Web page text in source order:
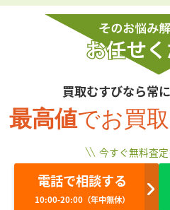
買取むすびなら常
最高値でお買
今すぐ無料査
電話で相談する
10:00-20:00（年中無休）